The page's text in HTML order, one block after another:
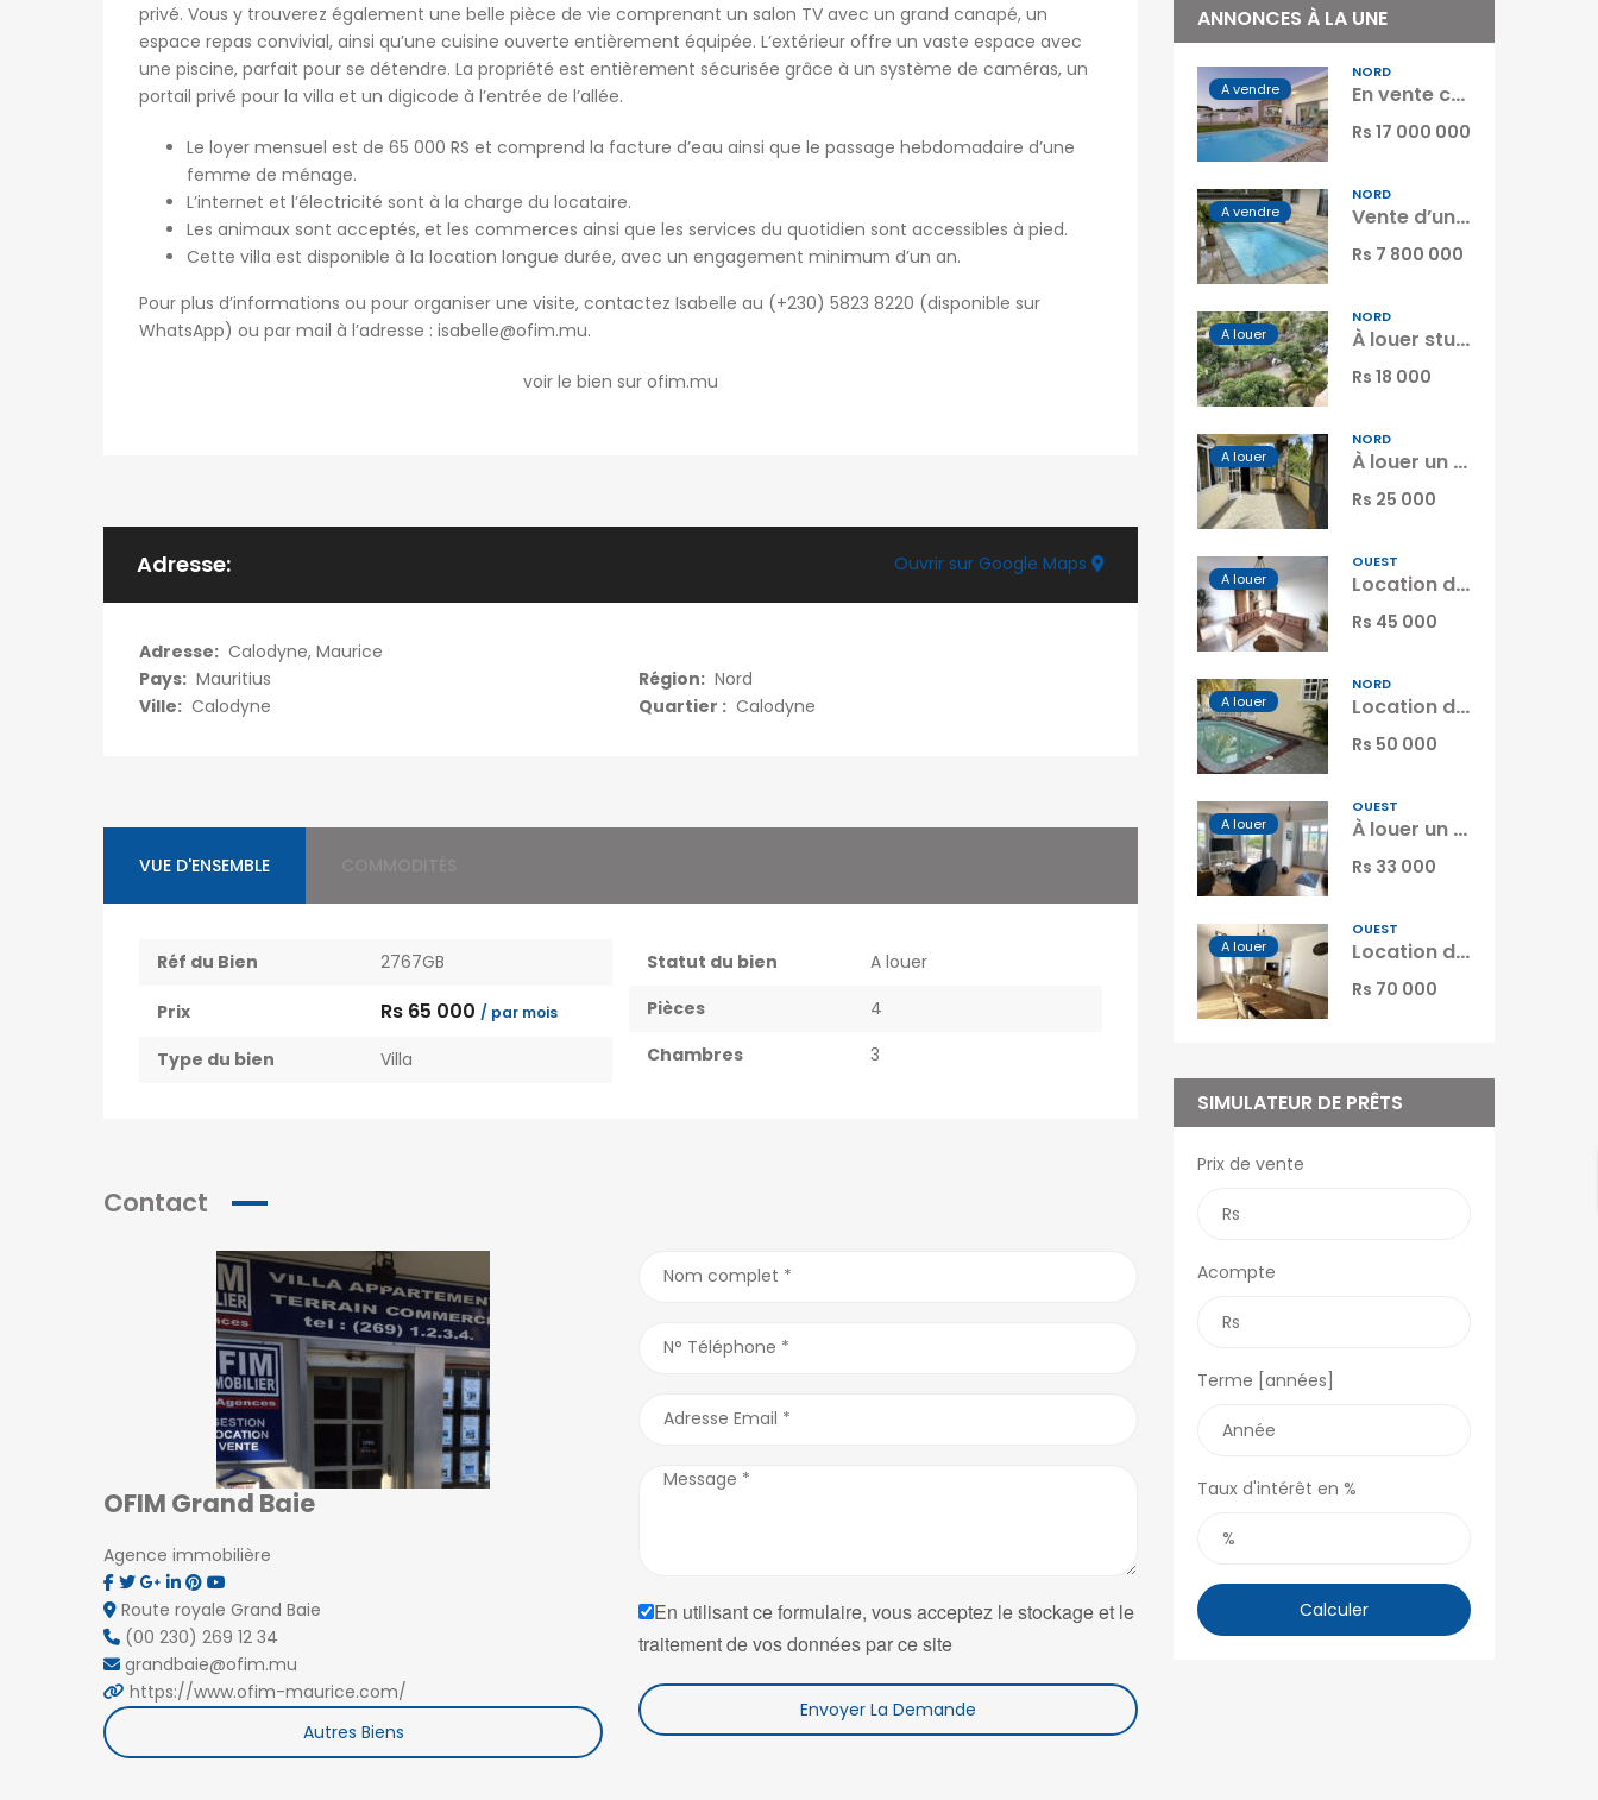
privé. Vous y trouverez également une belle pièce de vie comprenant un salon TV avec un grand canapé, un
espace repas convivial, ainsi qu’une cuisine ouverte entièrement équipée. L’extérieur offre un vaste espace avec
une piscine, parfait pour se détendre. La propriété est entièrement sécurisée grâce à un système de caméras, un
portail privé pour la villa et un digicode à l’entrée de l’allée.
Le loyer mensuel est de 65 000 RS et comprend la facture d’eau ainsi que le passage hebdomadaire d’une
femme de ménage.
L’internet et l’électricité sont à la charge du locataire.
Les animaux sont acceptés, et les commerces ainsi que les services du quotidien sont accessibles à pied.
Cette villa est disponible à la location longue durée, avec un engagement minimum d’un an.
Pour plus d’informations ou pour organiser une visite, contactez Isabelle au (+230) 5823 8220 (disponible sur
WhatsApp) ou par mail à l’adresse : isabelle@ofim.mu.
voir le bien sur ofim.mu
Adresse:
Adresse: Calodyne, Maurice
Pays: Mauritius Région: Nord
Ville: Calodyne Quartier : Calodyne
Ouvrir sur Google Maps
VUE D'ENSEMBLE
Réf du Bien 2767GB
Prix Rs 65 000 / par mois
Type du bien Villa
Statut du bien
A louer
Pièces
4
Chambres
3
Contact
OFIM Grand Baie
Agence immobilière
Route royale Grand Baie
(00 230) 269 12 34
grandbaie@ofim.mu
https://www.ofim-maurice.com/
Autres Biens
En utilisant ce formulaire, vous acceptez le stockage et le
traitement de vos données par ce site
Envoyer La Demande
ANNONCES À LA UNE
A vendre
NORD
En vente cette élégante villa contemporaine T4 meublée de 140 m2 située à Grand Baie île Maurice
Rs 17 000 000
A vendre
NORD
Vente d’un appartement T3 neuf situé dans une résidence sécurisée avec piscine à Grand Baie, île Maurice
Rs 7 800 000
A louer
NORD
À louer studio meublé situé dans une résidence sécurisée à Péreybère Île Maurice
Rs 18 000
A louer
NORD
À louer un appartement avec studio indépendant à quelques pas de la plage de Grand Gaube Maurice
Rs 25 000
A louer
OUEST
Location d’un charmant appartement dans une résidence sécurisée avec piscine commune à Flic en Flac Maurice
Rs 45 000
A louer
NORD
Location d’une charmante villa dans une résidence sécurisée avec piscine à Péreybère Maurice
Rs 50 000
A louer
OUEST
À louer un lumineux appartement avec terrasse et piscine à Flic en Flac Maurice
Rs 33 000
A louer
OUEST
Location d’un appartement neuf avec piscine dans le quartier prisé de Green Creek à Flic en Flac Maurice
Rs 70 000
SIMULATEUR DE PRÊTS
Prix de vente
Acompte
Terme [années]
Taux d'intérêt en %
Calculer